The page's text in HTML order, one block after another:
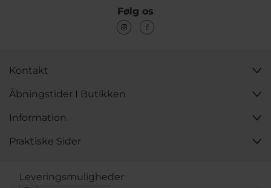
Følg os
Kontakt
Åbningstider I Butikken
Information
Praktiske Sider
Leveringsmuligheder